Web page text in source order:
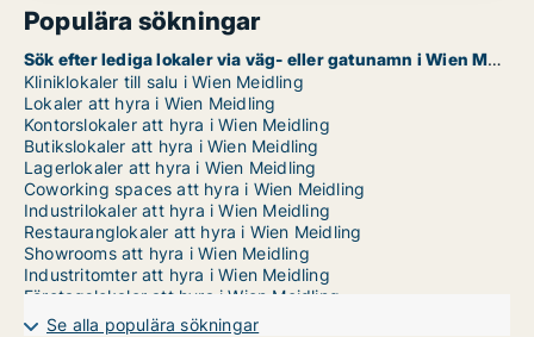
Populära sökningar
Sök efter lediga lokaler via väg- eller gatunamn i Wien Meidling
Kliniklokaler till salu i Wien Meidling
Lokaler att hyra i Wien Meidling
Kontorslokaler att hyra i Wien Meidling
Butikslokaler att hyra i Wien Meidling
Lagerlokaler att hyra i Wien Meidling
Coworking spaces att hyra i Wien Meidling
Industrilokaler att hyra i Wien Meidling
Restauranglokaler att hyra i Wien Meidling
Showrooms att hyra i Wien Meidling
Industritomter att hyra i Wien Meidling
Företagslokaler att hyra i Wien Meidling
Garages att hyra i Wien Meidling
Se alla populära sökningar